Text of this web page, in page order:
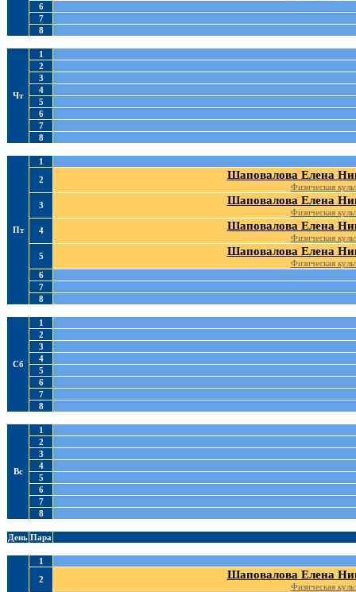
6
7
8
Чт
1
2
3
4
5
6
7
8
Пт
1
2
Шаповалова Елена
Физическая
3
Шаповалова Елена
Физическая
4
Шаповалова Елена
Физическая
5
Шаповалова Елена
Физическая
6
7
8
Сб
1
2
3
4
5
6
7
8
Вс
1
2
3
4
5
6
7
8
День Пара
1
2
Шаповалова Елена
Физическая